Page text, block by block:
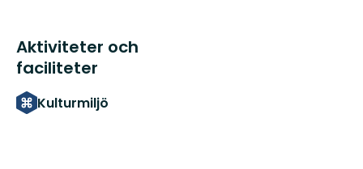
Aktiviteter och
faciliteter
Kulturmiljö